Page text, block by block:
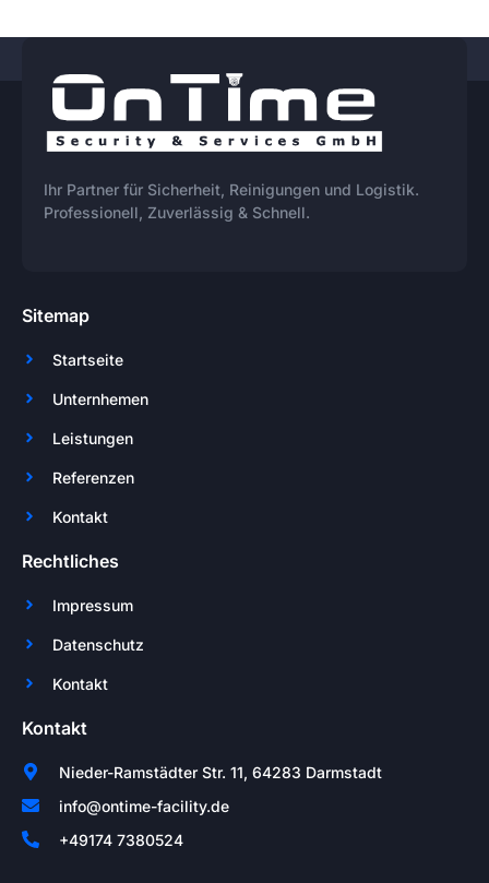
Ihr Partner für Sicherheit, Reinigungen und Logistik.
Professionell, Zuverlässig & Schnell.
Sitemap
Startseite
Unternhemen
Leistungen
Referenzen
Kontakt
Rechtliches
Impressum
Datenschutz
Kontakt
Kontakt
Nieder-Ramstädter Str. 11, 64283 Darmstadt
info@ontime-facility.de
+49174 7380524